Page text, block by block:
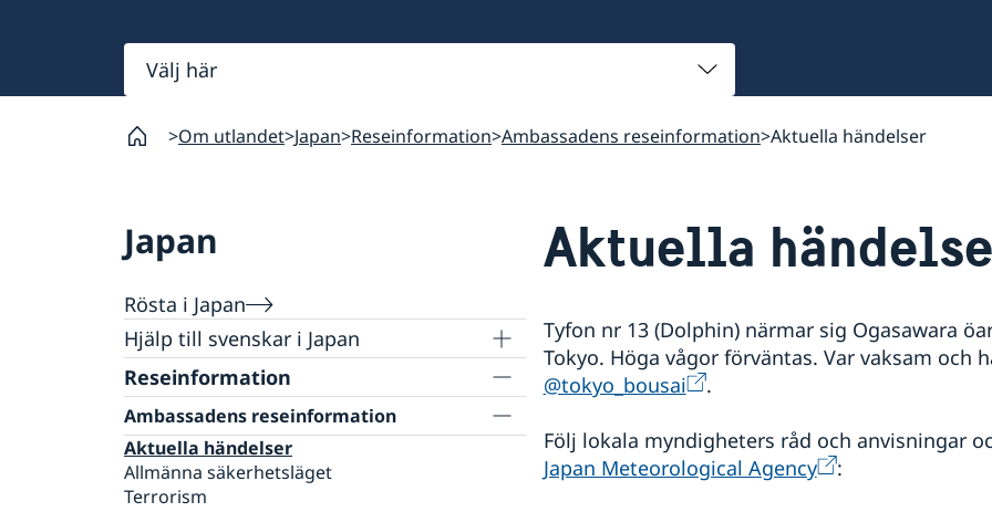
Välj
här
Om utlandet Japan Reseinformation Ambassadens reseinformation Aktuella händelser
Japan
Rösta i Japan
Hjälp till svenskar i Japan
Rösta i Japan
Pass i Japan
Förnyelse av pass för barn under 18 år
Ansökan om pass för barn under 18 år
Förnyelse av pass för vuxna
Gifta sig i Japan
Vigsel inför japansk myndighet
Vigsel på ambassaden
Hjälp kring medborgarskap i Japan
Levnadsintyg i Japan
Reseinformation
Ambassadens reseinformation
Aktuella händelser
Allmänna säkerhetsläget
Terrorism
Aktuella
Tyfon nr 13 (Dolphin) närmar sig Ogasawara
Tokyo. Höga vågor förväntas. Var vaksam och
@tokyo_bousai
.
Följ lokala myndigheters råd och anvisningar
Japan Meteorological Agency
: